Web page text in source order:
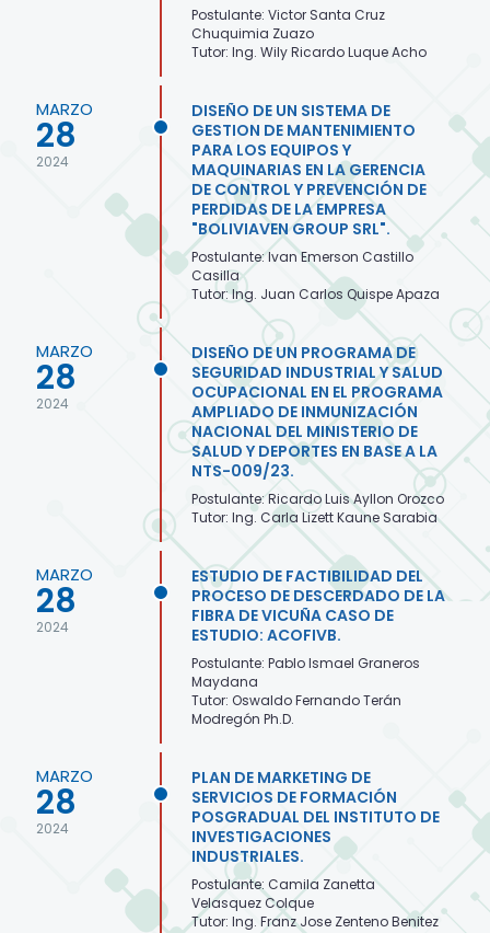
Postulante: Victor Santa Cruz
Chuquimia Zuazo
Tutor: Ing. Wily Ricardo Luque Acho
MARZO
28
2024
DISEÑO DE UN SISTEMA DE
GESTION DE MANTENIMIENTO
PARA LOS EQUIPOS Y
MAQUINARIAS EN LA GERENCIA
DE CONTROL Y PREVENCIÓN DE
PERDIDAS DE LA EMPRESA
"BOLIVIAVEN GROUP SRL".
Postulante: Ivan Emerson Castillo
Casilla
Tutor: Ing. Juan Carlos Quispe Apaza
MARZO
28
2024
DISEÑO DE UN PROGRAMA DE
SEGURIDAD INDUSTRIAL Y SALUD
OCUPACIONAL EN EL PROGRAMA
AMPLIADO DE INMUNIZACIÓN
NACIONAL DEL MINISTERIO DE
SALUD Y DEPORTES EN BASE A LA
NTS-009/23.
Postulante: Ricardo Luis Ayllon Orozco
Tutor: Ing. Carla Lizett Kaune Sarabia
MARZO
28
2024
ESTUDIO DE FACTIBILIDAD DEL
PROCESO DE DESCERDADO DE LA
FIBRA DE VICUÑA CASO DE
ESTUDIO: ACOFIVB.
Postulante: Pablo Ismael Graneros
Maydana
Tutor: Oswaldo Fernando Terán
Modregón Ph.D.
MARZO
28
2024
PLAN DE MARKETING DE
SERVICIOS DE FORMACIÓN
POSGRADUAL DEL INSTITUTO DE
INVESTIGACIONES
INDUSTRIALES.
Postulante: Camila Zanetta
Velasquez Colque
Tutor: Ing. Franz Jose Zenteno Benitez